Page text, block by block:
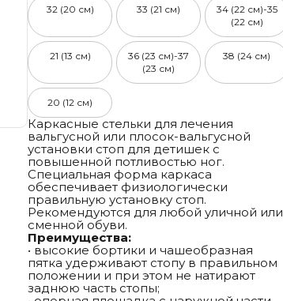
32 (20 см) 33 (21 см)
34 (22 см)-35
(22 см)
21 (13 см)
36 (23 см)-37
(23 см)
38 (24 см)
20 (12 см)
Каркасные стельки для лечения
вальгусной или плосок-вальгусной
установки стоп для детишек с
повышенной потливостью ног.
Специальная форма каркаса
обеспечивает физиологически
правильную установку стоп.
Рекомендуются для любой уличной или
сменной обуви.
Преимущества:
• высокие бортики и чашеобразная
пятка удерживают стопу в правильном
положении и при этом не натирают
заднюю часть стопы;